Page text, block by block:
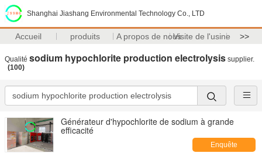
Shanghai Jiashang Environmental Technology Co., LTD
Accueil produits A propos de nousVisite de l'usine >>
Qualité sodium hypochlorite production electrolysis supplier.
(100)
Générateur d'hypochlorite de sodium à grande
efficacité
Enquête